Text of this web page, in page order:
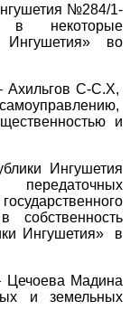
№284/1-
некоторые
Ингушетия» во
С-С.Х,
и
Ингушетия
собственность
Ингушетия» в
Мадина
и земельных